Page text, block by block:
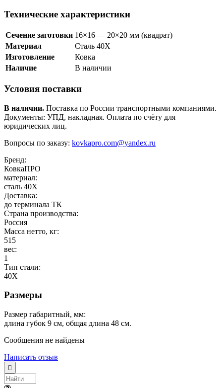
Технические характеристики
Сечение заготовки 16×16 — 20×20 мм (квадрат)
Материал
Сталь 40Х
Изготовление
Ковка
Наличие
В наличии
Условия поставки
В наличии. Поставка по России транспортными компаниями.
Документы: УПД, накладная. Оплата по счёту для
юридических лиц.
Вопросы по заказу: kovkapro.com@yandex.ru
Бренд:
КовкаПРО
материал:
сталь 40Х
Доставка:
до терминала ТК
Страна производства:
Россия
Масса нетто, кг:
515
вес:
1
Тип стали:
40Х
Размеры
Размер габаритный, мм:
длина губок 9 см, общая длина 48 см.
Сообщения не найдены
Написать отзыв
